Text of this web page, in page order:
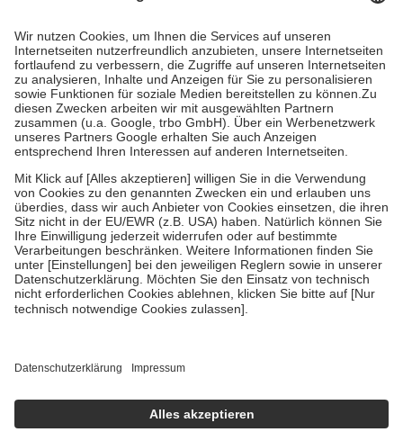
höchstens zehn Euro.
Es sind jedoch nie mehr als die tatsächlichen
Kosten der Leistung zu entrichten.
Diese Regeln gelten grundsätzlich auch für Online-Apotheken.
Bei Heilmitteln und häuslicher Krankenpflege beträgt die
Zuzahlung zehn Prozent der Kosten sowie zehn Euro je
Verordnung.
Um das Engagement der Versicherten für ihre eigene Gesundheit zu
stärken und die besondere Stellung der Familie zu unterstützen,
fallenkeine Zuzahlungenan bei:
• Kindern und Jugendlichen bis zum vollendeten 18. Lebensjahr
mit Ausnahme der Fahrkosten
• Untersuchungen zur Vorsorge und Früherkennung, die von der
GKV getragen werden
• empfohlenen Schutzimpfungen
• Harn- und Blutteststreifen
getroffen, um sicherzustellen, dass es sich um echte Bewertungen
https://help.etrusted.com/hc/de/articles/4419944605341